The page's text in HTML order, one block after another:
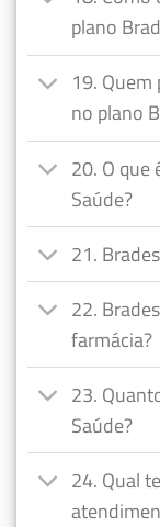
plano
19.
no plano
20. O que
Saúde?
21.
22.
farmácia?
23.
Saúde?
24. Qual